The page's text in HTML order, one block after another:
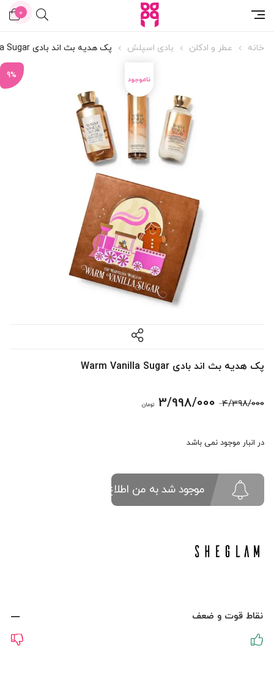
0
خانه عطر و ادکلن بادی اسپلش پک هدیه بث اند بادی Warm Vanilla Sugar
9%
پک هدیه بث اند بادی Warm Vanilla Sugar
4/398/000 قیمت
بود.
3/998/000 تومانقیمت
در انبار موجود نمی باشد
موجود شد به من اطلاع بده
نقاط قوت و ضعف
91%
19%
8%
17%
10%
20%